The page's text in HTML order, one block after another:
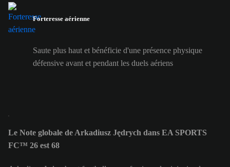
Forteresse aérienne
Saute plus haut et bénéficie d'une présence physique
défensive avant et pendant les duels aériens
Le Note globale de Arkadiusz Jędrych dans EA SPORTS
FC™ 26 est 68